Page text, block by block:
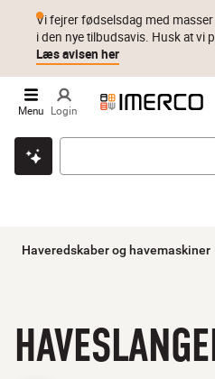
Klik & hent Byt i 1 år Prismatch
Vi fejrer fødselsdag med
i den nye tilbudsavis. Husk at vi
Læs avisen her
Menu Login
Haveredskaber og havemaskiner